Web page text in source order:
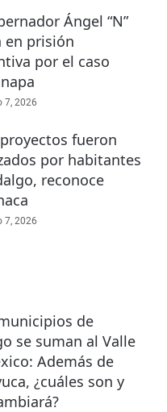
Ángel “N”
en prisión
por el caso
7, 2026
fueron
por habitantes
reconoce
7, 2026
de
se suman al Valle
Además de
¿cuáles son y